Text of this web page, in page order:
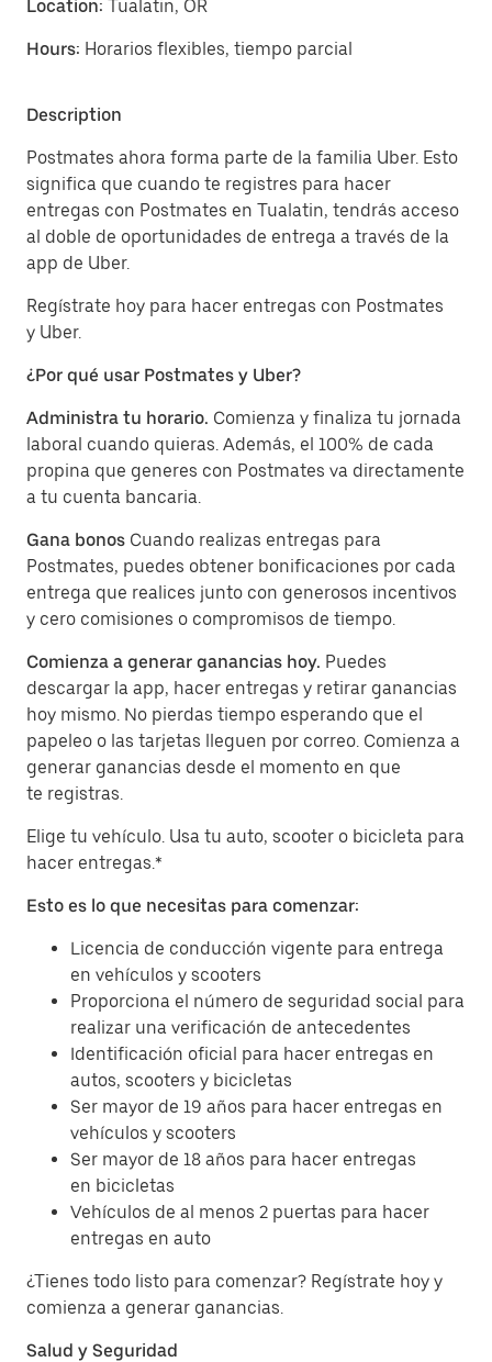
Location: Tualatin, OR
Hours: Horarios flexibles, tiempo parcial
Description
Postmates ahora forma parte de la familia Uber. Esto
significa que cuando te registres para hacer
entregas con Postmates en Tualatin, tendrás acceso
al doble de oportunidades de entrega a través de la
app de Uber.
Regístrate hoy para hacer entregas con Postmates
y Uber.
¿Por qué usar Postmates y Uber?
Administra tu horario. Comienza y finaliza tu jornada
laboral cuando quieras. Además, el 100% de cada
propina que generes con Postmates va directamente
a tu cuenta bancaria.
Gana bonos Cuando realizas entregas para
Postmates, puedes obtener bonificaciones por cada
entrega que realices junto con generosos incentivos
y cero comisiones o compromisos de tiempo.
Comienza a generar ganancias hoy. Puedes
descargar la app, hacer entregas y retirar ganancias
hoy mismo. No pierdas tiempo esperando que el
papeleo o las tarjetas lleguen por correo. Comienza a
generar ganancias desde el momento en que
te registras.
Elige tu vehículo. Usa tu auto, scooter o bicicleta para
hacer entregas.*
Esto es lo que necesitas para comenzar:
Licencia de conducción vigente para entrega
en vehículos y scooters
Proporciona el número de seguridad social para
realizar una verificación de antecedentes
Identificación oficial para hacer entregas en
autos, scooters y bicicletas
Ser mayor de 19 años para hacer entregas en
vehículos y scooters
Ser mayor de 18 años para hacer entregas
en bicicletas
Vehículos de al menos 2 puertas para hacer
entregas en auto
¿Tienes todo listo para comenzar? Regístrate hoy y
comienza a generar ganancias.
Salud y Seguridad